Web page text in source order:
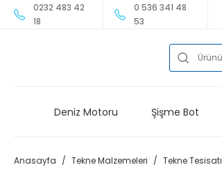
0232 483 42
18
0 536 341 48
53
Deniz Motoru Şişme Bot
Anasayfa Tekne Malzemeleri Tekne Tesisatı